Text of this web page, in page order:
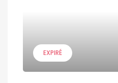
EXPIRÉ